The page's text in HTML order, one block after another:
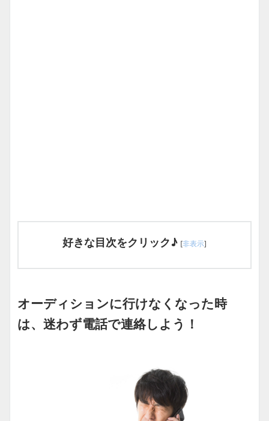
好きな目次をクリック♪ [非表示]
オーディションに行けなくなった時
は、迷わず電話で連絡しよう！